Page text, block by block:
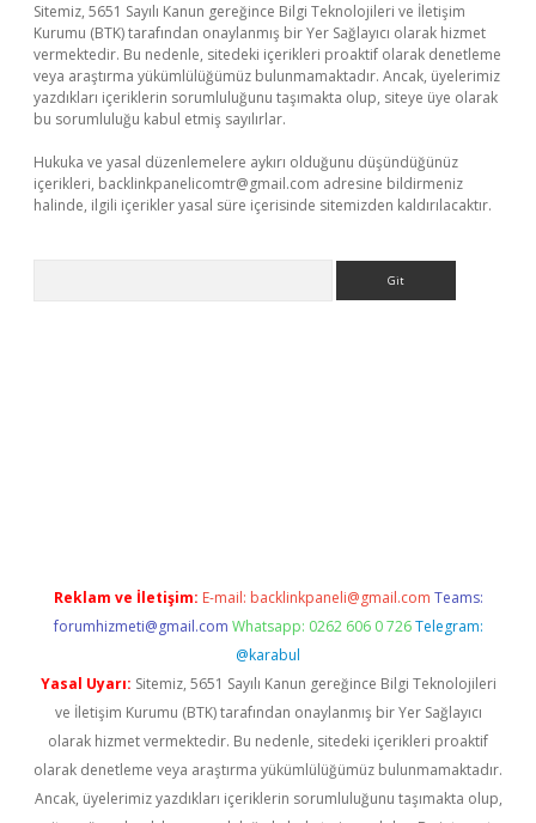
Sitemiz, 5651 Sayılı Kanun gereğince Bilgi Teknolojileri ve İletişim
Kurumu (BTK) tarafından onaylanmış bir Yer Sağlayıcı olarak hizmet
vermektedir. Bu nedenle, sitedeki içerikleri proaktif olarak denetleme
veya araştırma yükümlülüğümüz bulunmamaktadır. Ancak, üyelerimiz
yazdıkları içeriklerin sorumluluğunu taşımakta olup, siteye üye olarak
bu sorumluluğu kabul etmiş sayılırlar.
Hukuka ve yasal düzenlemelere aykırı olduğunu düşündüğünüz
içerikleri, backlinkpanelicomtr@gmail.com adresine bildirmeniz
halinde, ilgili içerikler yasal süre içerisinde sitemizden kaldırılacaktır.
Reklam ve İletişim: E-mail: backlinkpaneli@gmail.com Teams:
forumhizmeti@gmail.com Whatsapp: 0262 606 0 726 Telegram:
@karabul
Yasal Uyarı: Sitemiz, 5651 Sayılı Kanun gereğince Bilgi Teknolojileri
ve İletişim Kurumu (BTK) tarafından onaylanmış bir Yer Sağlayıcı
olarak hizmet vermektedir. Bu nedenle, sitedeki içerikleri proaktif
olarak denetleme veya araştırma yükümlülüğümüz bulunmamaktadır.
Ancak, üyelerimiz yazdıkları içeriklerin sorumluluğunu taşımakta olup,